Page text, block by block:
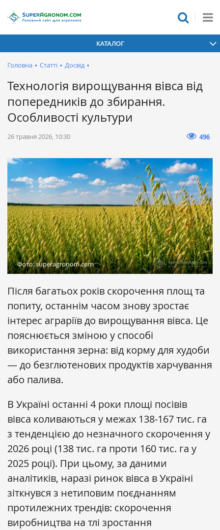
КАТАЛОГ
Головна • Статті • Досвід •
Технологія вирощування вівса від
попередників до збирання.
Особливості культури
26 травня 2026, 10:30 496
Фото: superagronom.com
Після багатьох років скорочення площ та
попиту, останнім часом знову зростає
інтерес аграріїв до вирощування вівса. Це
пояснюється зміною у способі
використання зерна: від корму для худоби
— до безглютенових продуктів харчування
або палива.
В Україні останні 4 роки площі посівів
вівса коливаються у межах 138-167 тис. га
з тенденцією до незначного скорочення у
2026 році (138 тис. га проти 160 тис. га у
2025 році). При цьому, за даними
аналітиків, наразі ринок вівса в Україні
зіткнувся з нетиповим поєднанням
протилежних трендів: скорочення
виробництва на тлі зростання